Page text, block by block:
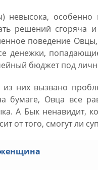
особенно
решений сгоряча
поведение
денежки,
бюджет под
них вызвано
бумаге, Овца все
А Бык ненавидит,
от того, смогут ли